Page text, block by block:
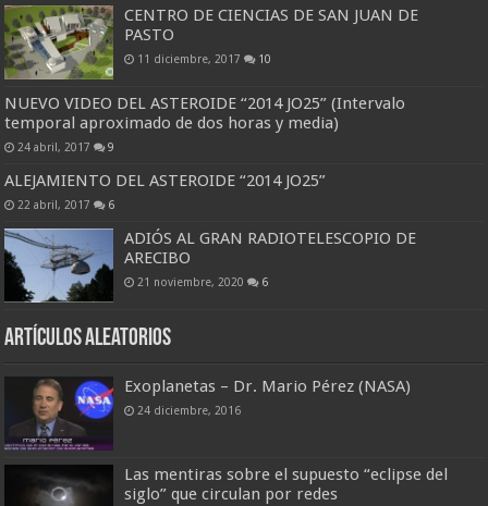
CENTRO DE CIENCIAS DE SAN JUAN DE
PASTO
11 diciembre, 2017 10
NUEVO VIDEO DEL ASTEROIDE “2014 JO25” (Intervalo
temporal aproximado de dos horas y media)
24 abril, 2017 9
ALEJAMIENTO DEL ASTEROIDE “2014 JO25”
22 abril, 2017 6
ADIÓS AL GRAN RADIOTELESCOPIO DE
ARECIBO
21 noviembre, 2020 6
Artículos aleatorios
Exoplanetas – Dr. Mario Pérez (NASA)
24 diciembre, 2016
Las mentiras sobre el supuesto “eclipse del
siglo” que circulan por redes